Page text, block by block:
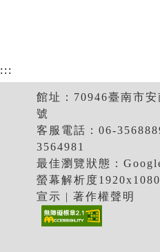
:::
館址：70946臺南市
號
客服電話：06-
3564981
最佳瀏覽狀態：
螢幕解析度
宣示 | 著作權聲明